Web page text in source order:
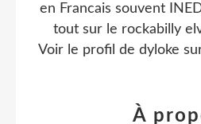
en Francais souvent
tout sur le rockabilly
Voir le profil de dyloke
À